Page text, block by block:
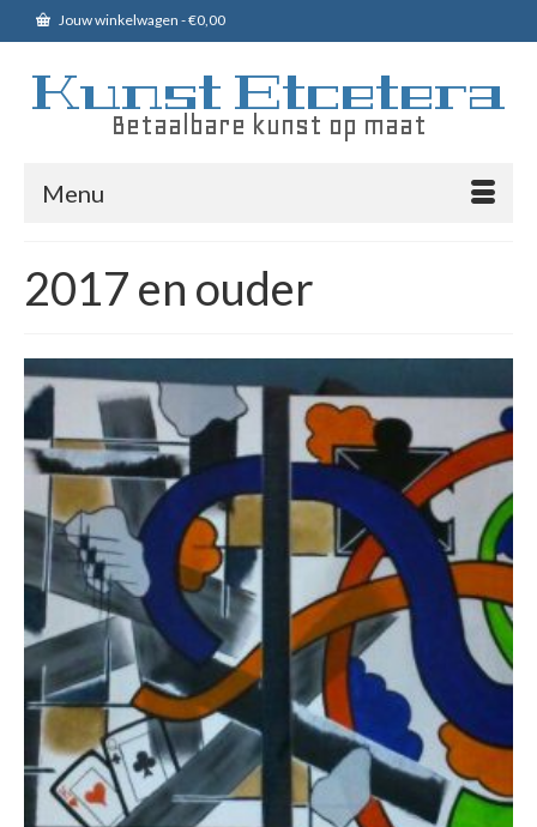
Jouw winkelwagen -€0,00
Kunst Etcetera
Betaalbare kunst op maat
Menu
2017 en ouder